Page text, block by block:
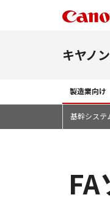
キヤノ
製造業向け
基幹システ